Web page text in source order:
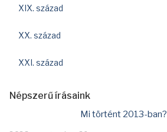
XIX. század
XX. század
XXI. század
Népszerű írásaink
Mi történt 2013-ban?